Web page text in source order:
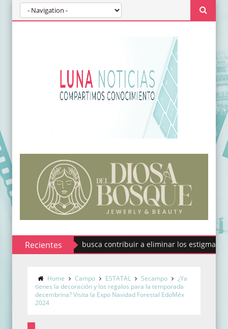
Recientes
Codhem busca contribuir a eliminar los estigmas y mitos
Home Campo ESTATAL Secampo
¿Ya
tienes la decoración y los regalos para la temporada
decembrina? Visita la Expo Navidad Forestal EdoMéx
2024